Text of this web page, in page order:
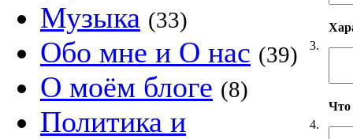
Музыка (33)
Обо мне и О нас (39)
О моём блоге (8)
Политика и
3.
4.
Что